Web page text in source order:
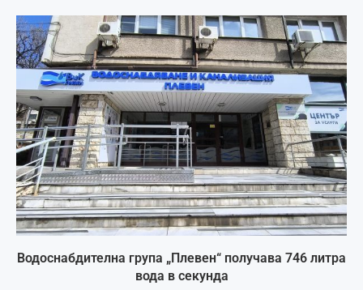
Водоснабдителна група „Плевен“ получава 746 литра
вода в секунда